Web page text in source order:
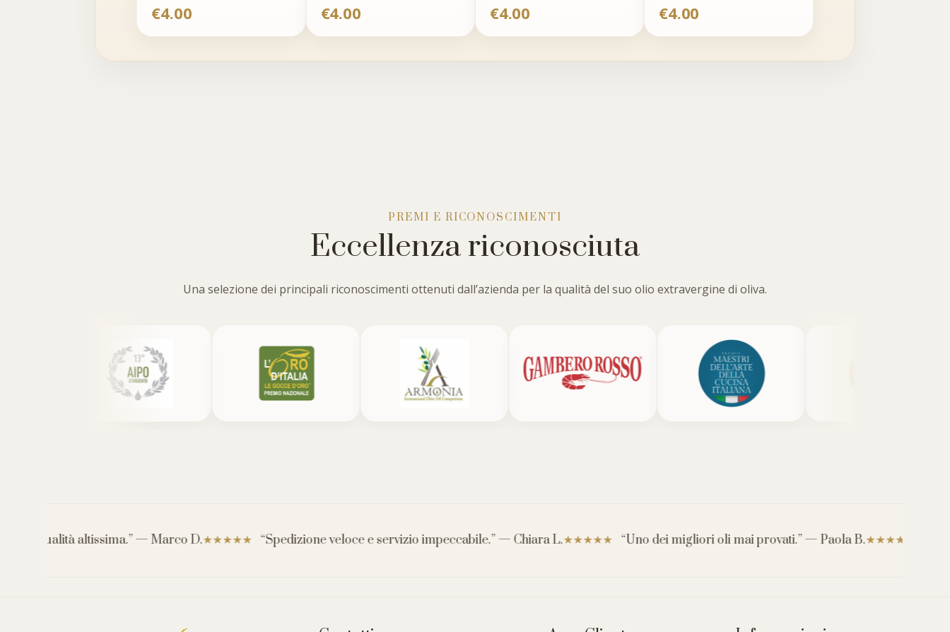
€4.00 €4.00 €4.00 €4.00
PREMI E RICONOSCIMENTI
Eccellenza riconosciuta
Una selezione dei principali riconoscimenti ottenuti dall’azienda per la qualità del suo olio extravergine di oliva.
altissima.” — Marco D. “Spedizione veloce e servizio impeccabile.” — Chiara L. “Uno dei migliori oli mai provati.” — Paola B. “Aromi